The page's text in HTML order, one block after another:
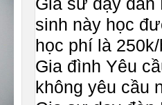
sinh này học
học phí là
Gia đình Yêu
không yêu cầu